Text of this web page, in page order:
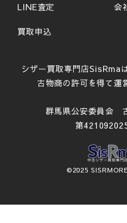
LINE査定
買取申込
会
シザー買取専門店SisRma
古物商の許可を得て運
群馬県公安委員会
第
©2025